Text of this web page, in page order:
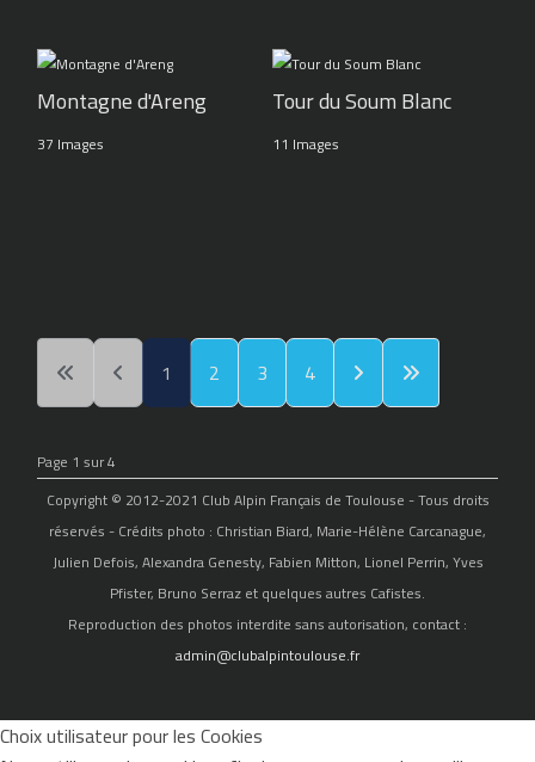
Montagne d'Areng
37 Images
Tour du Soum Blanc
11 Images
1 2 3 4
Page 1 sur 4
Copyright © 2012-2021 Club Alpin Français de Toulouse - Tous droits
réservés - Crédits photo : Christian Biard, Marie-Hélène Carcanague,
Julien Defois, Alexandra Genesty, Fabien Mitton, Lionel Perrin, Yves
Pfister, Bruno Serraz et quelques autres Cafistes.
Reproduction des photos interdite sans autorisation, contact :
admin@clubalpintoulouse.fr
Choix utilisateur pour les Cookies